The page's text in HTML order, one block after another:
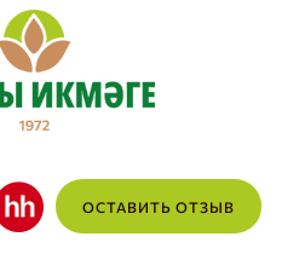
ОСТАВИТЬ ОТЗЫВ